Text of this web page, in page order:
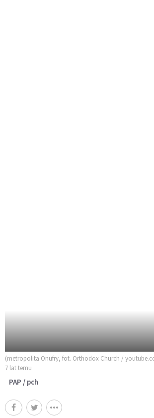
(metropolita Onufry, fot. Orthodox Church /
7 lat temu
PAP / pch